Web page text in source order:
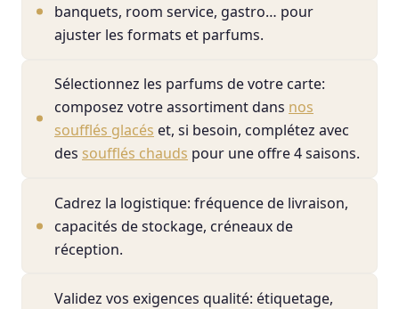
banquets, room service, gastro… pour
ajuster les formats et parfums.
Sélectionnez les parfums de votre carte:
composez votre assortiment dans nos
soufflés glacés et, si besoin, complétez avec
des soufflés chauds pour une offre 4 saisons.
Cadrez la logistique: fréquence de livraison,
capacités de stockage, créneaux de
réception.
Validez vos exigences qualité: étiquetage,